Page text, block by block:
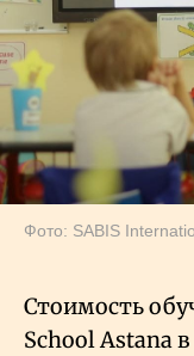
Фото: SABIS
Стоимость
School Astana